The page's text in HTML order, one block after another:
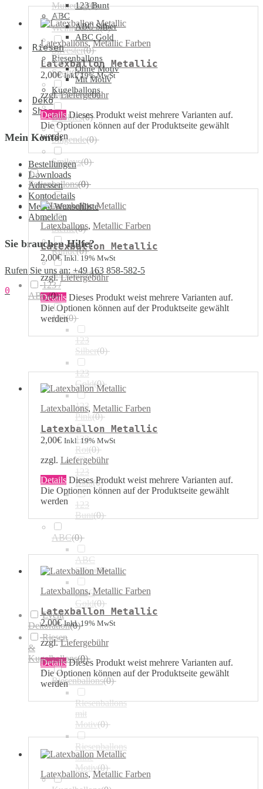
123 Bunt
ABC
ABC Silber
ABC Gold
Riesen
Riesenballons
Ohne Motiv
Mit Motiv
Kugelballons
Deko
Shop
Mein Konto:
Bestellungen
Downloads
Adressen
Kontodetails
Meine Wunschliste
Abmelden
Sie brauchen Hilfe?
Rufen Sie uns an: +49 163 858-582-5
0
Latexballons,Metallic Farben
Latexballon Metallic
2,00€ Inkl. 19% MwSt
zzgl.Liefergebühr
Details Dieses Produkt weist mehrere Varianten auf.
Die Optionen können auf der Produktseite gewählt
werden
Latexballons, Metallic Farben
Latexballon Metallic
2,00€ Inkl. 19% MwSt
zzgl.Liefergebühr
Details Dieses Produkt weist mehrere Varianten auf.
Die Optionen können auf der Produktseite gewählt
werden
Latexballons, Metallic Farben
Latexballon Metallic
2,00€ Inkl. 19% MwSt
zzgl. Liefergebühr
Details Dieses Produkt weist mehrere Varianten auf.
Die Optionen können auf der Produktseite gewählt
werden
Latexballons,Metallic Farben
Latexballon Metallic
2,00€ Inkl. 19% MwSt
zzgl.Liefergebühr
Details Dieses Produkt weist mehrere Varianten auf.
Die Optionen können auf der Produktseite gewählt
werden
Latexballons,Metallic Farben
Muttertag(0)
Weihnachten(0)
Silvester(0)
Sport(0)
Airwalker(0)
Bubbles(0)
Singende(0)
Smileys(0)
Folienballons(0)
Herzen(0)
Sterne(0)
Runde(0)
Airwalker(0)
123 /
ABC(0)
123(0)
123
Silber(0)
123
Gold(0)
123
Pink(0)
123
Rot(0)
123
Blau(0)
123
Bunt(0)
ABC(0)
ABC
Silber(0)
ABC
Gold(0)
Event
Dekoration(0)
Riesen
&
Kugelballons(0)
Riesenballons(0)
Riesenballons
mit
Motiv(0)
Riesenballons
ohne
Motiv(0)